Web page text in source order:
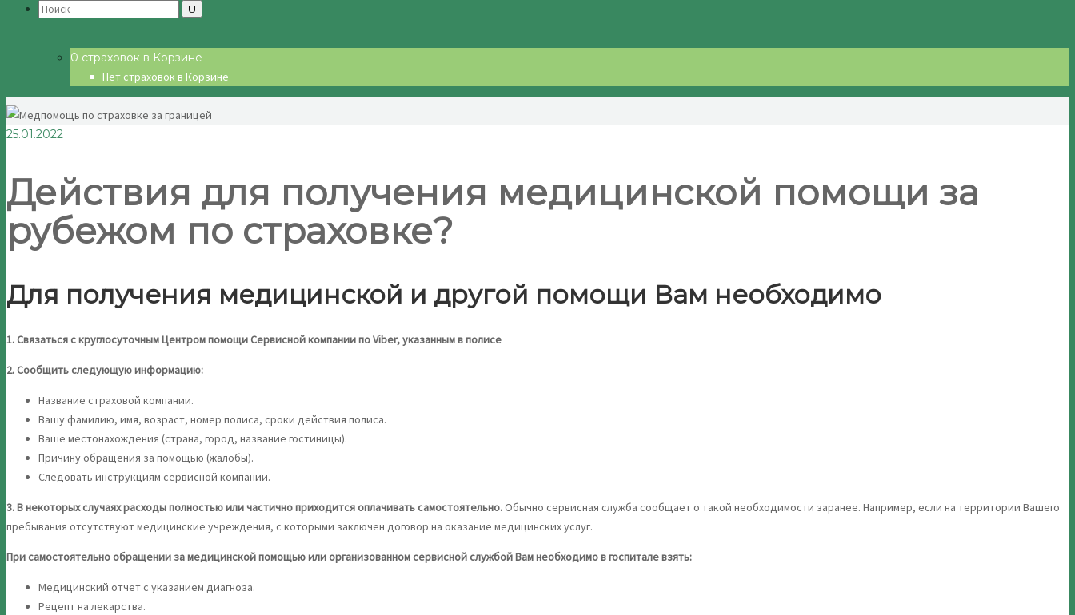
Search
0 страховок в Корзине
Нет страховок в Корзине
25.01.2022
Действия для получения медицинской помощи за
рубежом по страховке?
Для получения медицинской и другой помощи Вам необходимо
1. Связаться с круглосуточным Центром помощи Сервисной компании по Viber, указанным в полисе
2. Сообщить следующую информацию:
Название страховой компании.
Вашу фамилию, имя, возраст, номер полиса, сроки действия полиса.
Ваше местонахождения (страна, город, название гостиницы).
Причину обращения за помощью (жалобы).
Следовать инструкциям сервисной компании.
3. В некоторых случаях расходы полностью или частично приходится оплачивать самостоятельно.Обычно сервисная служба сообщает о такой необходимости заранее. Например, если на территории Вашего
пребывания отсутствуют медицинские учреждения, с которыми заключен договор на оказание медицинских услуг.
При самостоятельно обращении за медицинской помощью или организованном сервисной службой Вам необходимо в госпитале взять:
Медицинский отчет с указанием диагноза.
Рецепт на лекарства.